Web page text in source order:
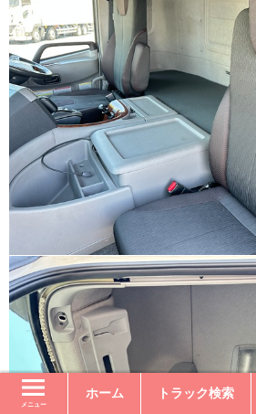
メニュー
ホーム トラック検索